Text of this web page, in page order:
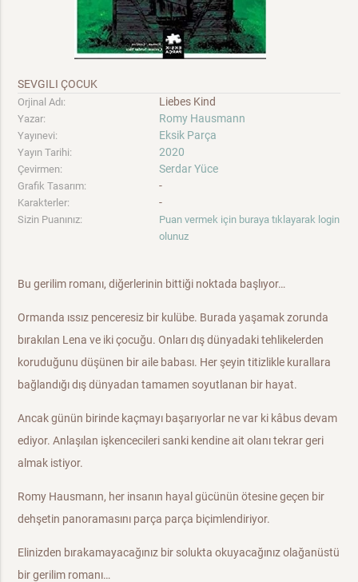
SEVGILI ÇOCUK
Orjinal Adı: Liebes Kind
Yazar: Romy Hausmann
Yayınevi: Eksik Parça
Yayın Tarihi: 2020
Çevirmen: Serdar Yüce
Grafik Tasarım: -
Karakterler: -
Sizin Puanınız:
Puan vermek için buraya tıklayarak login
olunuz
Bu gerilim romanı, diğerlerinin bittiği noktada başlıyor…
Ormanda ıssız penceresiz bir kulübe. Burada yaşamak zorunda
bırakılan Lena ve iki çocuğu. Onları dış dünyadaki tehlikelerden
koruduğunu düşünen bir aile babası. Her şeyin titizlikle kurallara
bağlandığı dış dünyadan tamamen soyutlanan bir hayat.
Ancak günün birinde kaçmayı başarıyorlar ne var ki kâbus devam
ediyor. Anlaşılan işkencecileri sanki kendine ait olanı tekrar geri
almak istiyor.
Romy Hausmann, her insanın hayal gücünün ötesine geçen bir
dehşetin panoramasını parça parça biçimlendiriyor.
Elinizden bırakamayacağınız bir solukta okuyacağınız olağanüstü
bir gerilim romanı…